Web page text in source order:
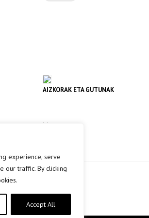
experience, serve
our traffic. By clicking
Accept All
AIZKORAK ETA GUTUNAK
Literatura